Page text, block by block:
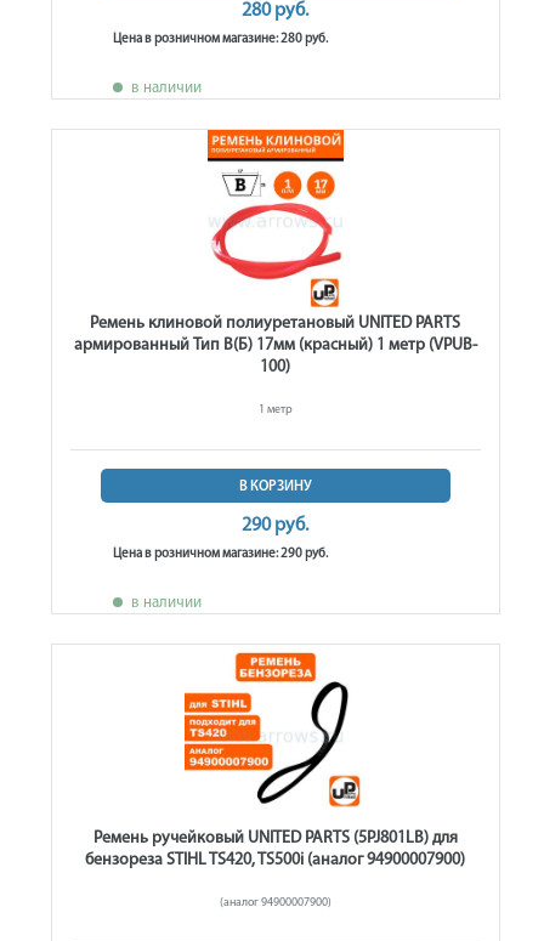
280 руб.
Цена в розничном магазине: 280 руб.
в наличии
Ремень клиновой полиуретановый UNITED PARTS
армированный Тип B(Б) 17мм (красный) 1 метр (VPUB-
100)
1 метр
В КОРЗИНУ
290 руб.
Цена в розничном магазине: 290 руб.
в наличии
Ремень ручейковый UNITED PARTS (5PJ801LB) для
бензореза STIHL TS420, TS500i (аналог 94900007900)
(аналог 94900007900)